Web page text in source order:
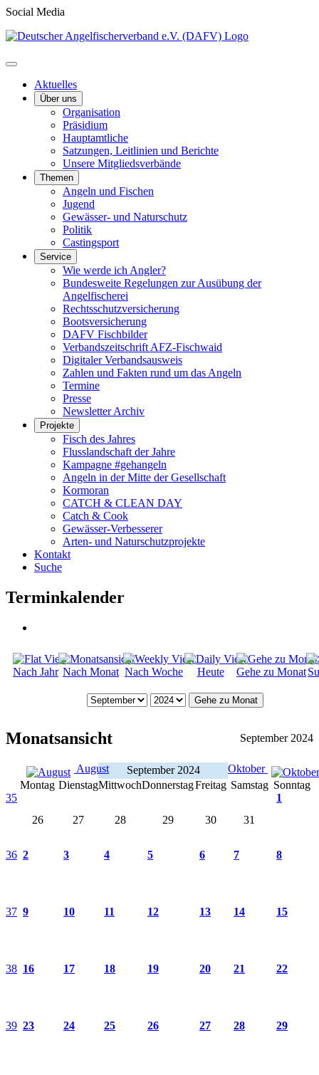
Social Media
Aktuelles
Über uns
Organisation
Präsidium
Hauptamtliche
Satzungen, Leitlinien und Berichte
Unsere Mitgliedsverbände
Themen
Angeln und Fischen
Jugend
Gewässer- und Naturschutz
Politik
Castingsport
Service
Wie werde ich Angler?
Bundesweite Regelungen zur Ausübung der
Angelfischerei
Rechtsschutzversicherung
Bootsversicherung
DAFV Fischbilder
Verbandszeitschrift AFZ-Fischwaid
Digitaler Verbandsausweis
Zahlen und Fakten rund um das Angeln
Termine
Presse
Newsletter Archiv
Projekte
Fisch des Jahres
Flusslandschaft der Jahre
Kampagne #gehangeln
Angeln in der Mitte der Gesellschaft
Kormoran
CATCH & CLEAN DAY
Catch & Cook
Gewässer-Verbesserer
Arten- und Naturschutzprojekte
Kontakt
Suche
Terminkalender
Nach Jahr Nach Monat Nach Woche Heute Gehe zu Monat
Gehe zu Monat
Monatsansicht September 2024
August September 2024
Oktober
Montag DienstagMittwochDonnerstagFreitag Samstag Sonntag
35
26
27 28 29 30 31
1
36 2 3 4 5 6 7 8
37 9 10 11 12 13 14 15
38 16 17 18 19 20 21 22
39 23 24 25 26 27 28 29